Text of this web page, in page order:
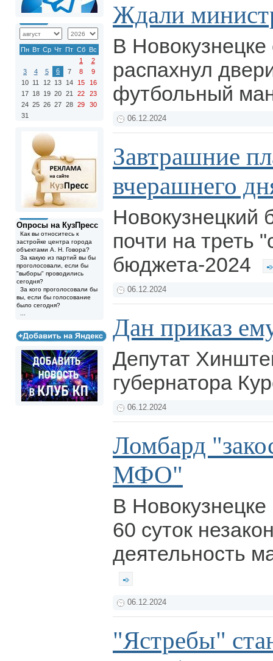
Пн Вт Ср Чт Пт Сб Вс
1
2
3
4 5 6 7 8
9
10 11 12 13 14 15
16
17 18 19 20 21 22
23
24 25 26 27 28 29
30
31
Опросы на КузПресс
Как вы относитесь к
застройке центра города
объектами А. Н. Говора?
За какую из партий вы бы
проголосовали, если бы
"выборы" проводились
сегодня?
За кого проголосовали бы
вы, если бы голосование
было сегодня?
Ждали
В
распахнул
футбольный
06.12.2024
Завтрашние
вчерашнего
Новокузнецкий
почти на треть
бюджета-2024
06.12.2024
Дан приказ
Депутат
губернатора
06.12.2024
Ломбард
МФО"
В
60 суток
деятельность
06.12.2024
"Ястребы"